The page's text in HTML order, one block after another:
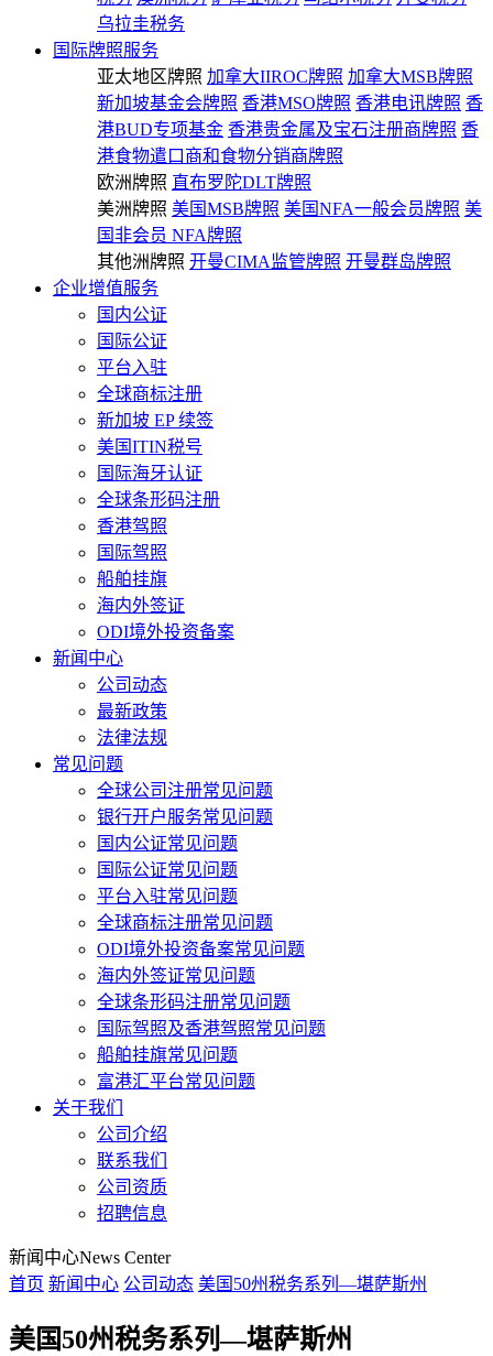
乌拉圭税务
国际牌照服务
亚太地区牌照 加拿大IIROC牌照 加拿大MSB牌照
新加坡基金会牌照 香港MSO牌照 香港电讯牌照 香
港BUD专项基金 香港贵金属及宝石注册商牌照 香
港食物遣口商和食物分销商牌照
欧洲牌照 直布罗陀DLT牌照
美洲牌照 美国MSB牌照 美国NFA一般会员牌照 美
国非会员 NFA牌照
其他洲牌照 开曼CIMA监管牌照 开曼群岛牌照
企业增值服务
国内公证
国际公证
平台入驻
全球商标注册
新加坡 EP 续签
美国ITIN税号
国际海牙认证
全球条形码注册
香港驾照
国际驾照
船舶挂旗
海内外签证
ODI境外投资备案
新闻中心
公司动态
最新政策
法律法规
常见问题
全球公司注册常见问题
银行开户服务常见问题
国内公证常见问题
国际公证常见问题
平台入驻常见问题
全球商标注册常见问题
ODI境外投资备案常见问题
海内外签证常见问题
全球条形码注册常见问题
国际驾照及香港驾照常见问题
船舶挂旗常见问题
富港汇平台常见问题
关于我们
公司介绍
联系我们
公司资质
招聘信息
新闻中心News Center
首页 新闻中心 公司动态 美国50州税务系列—堪萨斯州
美国50州税务系列—堪萨斯州